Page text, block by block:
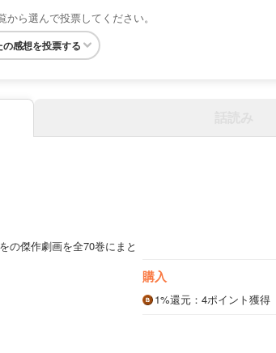
から選んで投票してください。
の感想を投票する
の傑作劇画を全70巻にまと
購入
1%還元 ：4ポイント獲得